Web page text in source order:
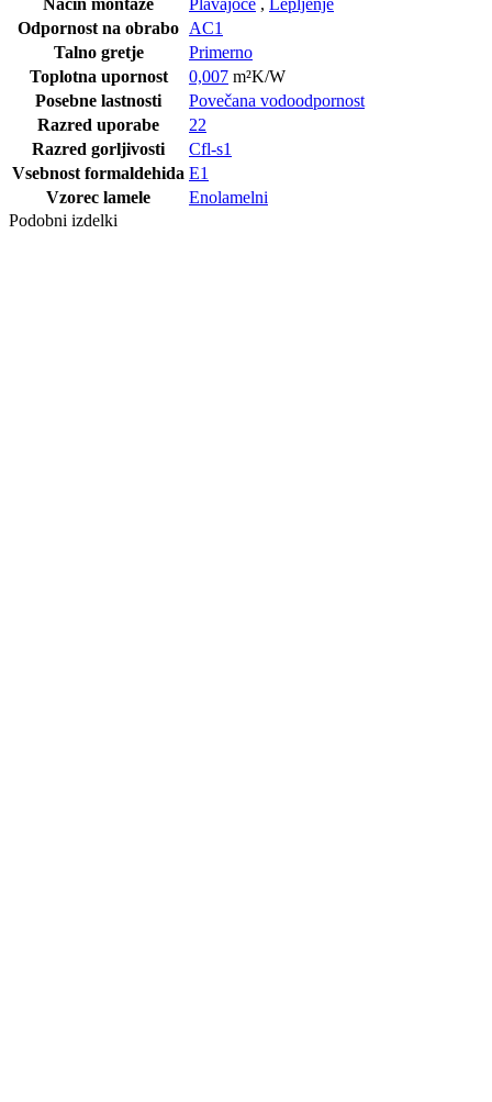
Način montaže
Plavajoče , Lepljenje
Odpornost na obrabo AC1
Talno gretje
Primerno
Toplotna upornost
0,007 m²K/W
Posebne lastnosti
Povečana vodoodpornost
Razred uporabe
22
Razred gorljivosti
Cfl-s1
Vsebnost formaldehida E1
Vzorec lamele
Enolamelni
Podobni izdelki